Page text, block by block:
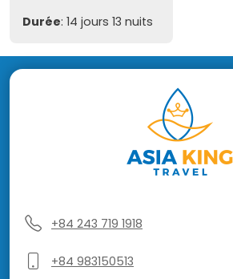
Durée: 14 jours 13 nuits
+84 243 719 1918
+84 983150513